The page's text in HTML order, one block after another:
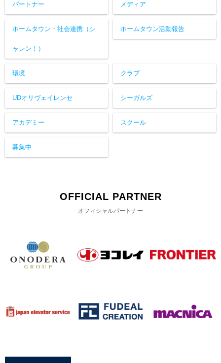
パートナー メディア
ホームタウン・社会連携（シ
ャレン！）
ホームタウン活動報告
環境 クラブ
UDオリヴェイレンセ シーガルズ
アカデミー スクール
募集中
OFFICIAL PARTNER
オフィシャルパートナー